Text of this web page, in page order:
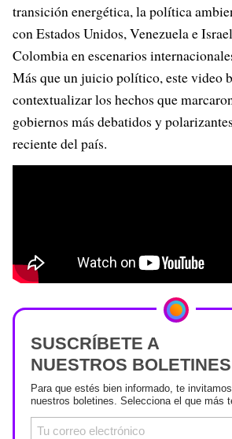
transición energética, la política
con Estados Unidos, Venezuela e
Colombia en escenarios
Más que un juicio político, este video
contextualizar los hechos que
gobiernos más debatidos y
reciente del país.
SUSCRÍBETE A
NUESTROS BOLETINES
Para que estés bien informado, te
nuestros boletines. Selecciona el que más